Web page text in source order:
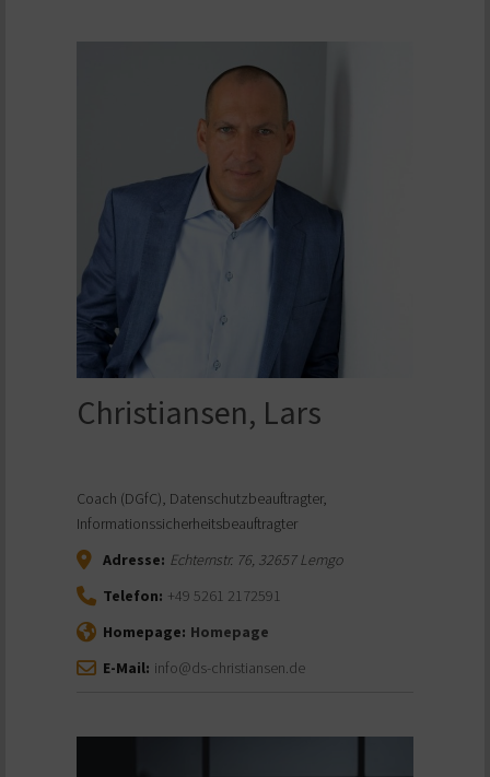
Christiansen, Lars
Coach (DGfC), Datenschutzbeauftragter,
Informationssicherheitsbeauftragter
Adresse: Echternstr. 76, 32657Lemgo
Telefon: +49 5261 2172591
Homepage: Homepage
E-Mail: info@ds-christiansen.de